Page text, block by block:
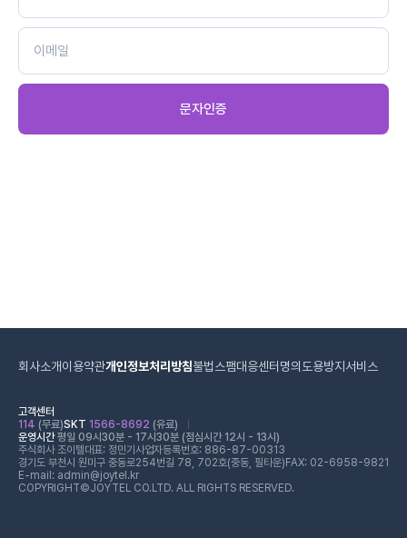
문자인증
회사소개이용약관개인정보처리방침불법스팸대응센터 명의도용방지서비스
고객센터
114 (무료)SKT 1566-8692 (유료)
운영시간평일 09시30분 - 17시30분 (점심시간 12시 - 13시)
주식회사 조이텔대표: 정민기 사업자등록번호: 886-87-00313
경기도 부천시 원미구 중동로254번길 78, 702호(중동, 필타운) FAX: 02-6958-9821
E-mail: admin@joytel.kr
COPYRIGHT©JOYTEL CO.LTD. ALL RIGHTS RESERVED.